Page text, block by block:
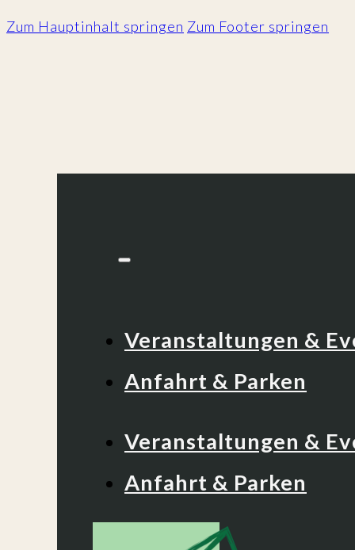
Zum Hauptinhalt springen Zum Footer springen
Veranstaltungen &
Anfahrt & Parken
Veranstaltungen &
Anfahrt & Parken